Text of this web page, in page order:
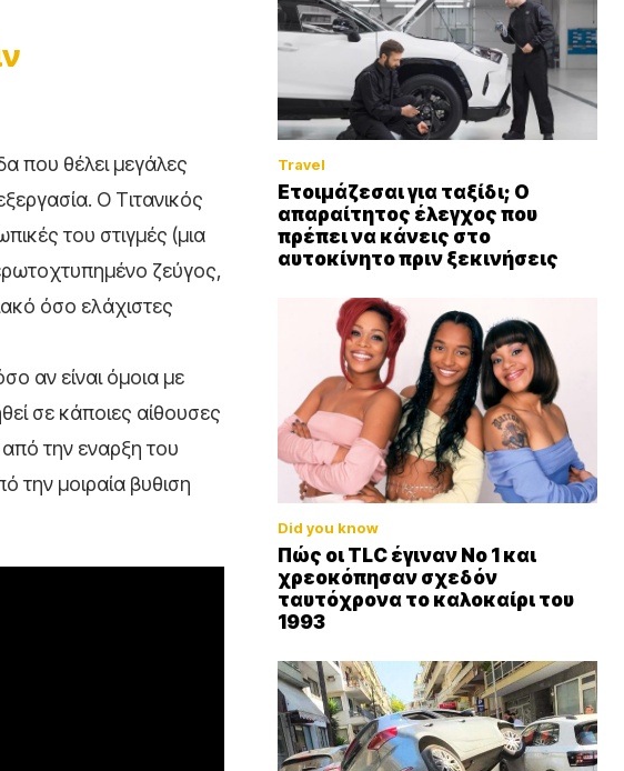
που θέλει μεγάλες
Ο Τιτανικός
του στιγμές (μια
ζεύγος,
όσο ελάχιστες
αν είναι όμοια με
σε κάποιες αίθουσες
την εναρξη του
την μοιραία βυθιση
Travel
Ετοιμάζεσαι για ταξίδι; Ο
απαραίτητος έλεγχος που
πρέπει να κάνεις στο
αυτοκίνητο πριν ξεκινήσεις
Did you know
Πώς οι TLC έγιναν Νο 1 και
χρεοκόπησαν σχεδόν
ταυτόχρονα το καλοκαίρι του
1993